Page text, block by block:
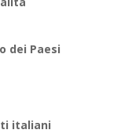
dei Paesi
italiani